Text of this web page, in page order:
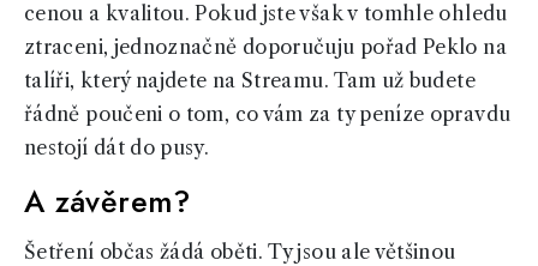
cenou a kvalitou. Pokud jste však v tomhle ohledu
ztraceni, jednoznačně doporučuju pořad Peklo na
talíři, který najdete na Streamu. Tam už budete
řádně poučeni o tom, co vám za ty peníze opravdu
nestojí dát do pusy.
A závěrem?
Šetření občas žádá oběti. Ty jsou ale většinou